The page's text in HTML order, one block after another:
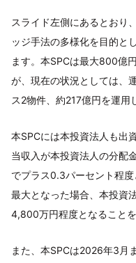
スライド左側にあるとおり
ッジ手法の多様化を目的と
ます。本SPCは最大800億
が、現在の状況としては、
ス2物件、約217億円を運用
本SPCには本投資法人も出
当収入が本投資法人の分配
でプラス0.3パーセント程
最大となった場合、本投資
4,800万円程度となることを
また、本SPCは2026年3月